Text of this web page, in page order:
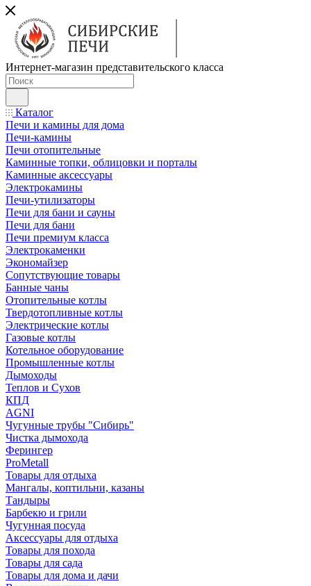
Интернет-магазин представительского класса
Каталог
Печи и камины для дома
Печи-камины
Печи отопительные
Каминные топки, облицовки и порталы
Каминные аксессуары
Электрокамины
Печи-утилизаторы
Печи для бани и сауны
Печи для бани
Печи премиум класса
Электрокаменки
Экономайзер
Сопутствующие товары
Банные чаны
Отопительные котлы
Твердотопливные котлы
Электрические котлы
Газовые котлы
Котельное оборудование
Промышленные котлы
Дымоходы
Теплов и Сухов
КПД
AGNI
Чугунные трубы "Сибирь"
Чистка дымохода
Ферингер
ProMetall
Товары для отдыха
Мангалы, коптильни, казаны
Тандыры
Барбекю и грили
Чугунная посуда
Аксессуары для отдыха
Товары для похода
Товары для сада
Товары для дома и дачи